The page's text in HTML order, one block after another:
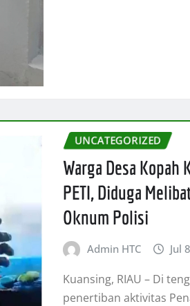
UNCATEGORIZED
Warga Desa Kopah
PETI, Diduga
Oknum Polisi
Admin HTC Jul
Kuansing, RIAU – Di
penertiban aktivitas